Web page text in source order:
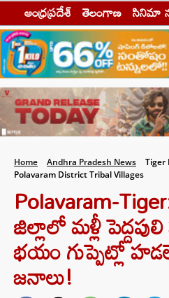
ఆంధ్రప్రదేశ్ తెలంగాణ సినిమా
Home Andhra Pradesh News
Tiger
Polavaram District Tribal Villages
Polavaram-
జిల్లాలో మళ్లీ
భయం గుప్పెట్లో
జనాలు!